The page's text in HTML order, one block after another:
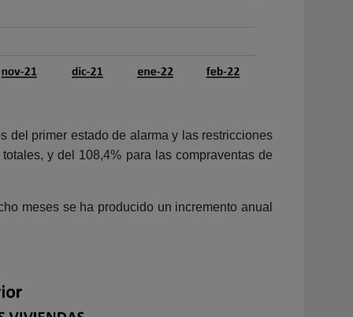
del primer estado de alarma y las restricciones
y del 108,4% para las compraventas de
meses se ha producido un incremento anual